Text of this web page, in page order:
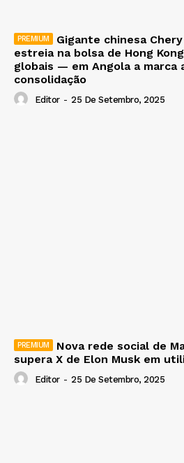
Gigante chinesa Chery
estreia na bolsa de Hong
globais — em Angola a marca
consolidação
Editor - 25 De Setembro, 2025
Nova rede social de
supera X de Elon Musk em
Editor - 25 De Setembro, 2025